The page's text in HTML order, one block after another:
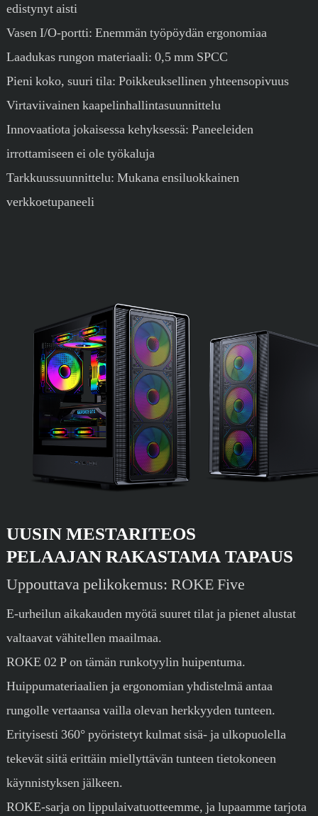
edistynyt aisti
Vasen I/O-portti: Enemmän työpöydän ergonomiaa
Laadukas rungon materiaali: 0,5 mm SPCC
Pieni koko, suuri tila: Poikkeuksellinen yhteensopivuus
Virtaviivainen kaapelinhallintasuunnittelu
Innovaatiota jokaisessa kehyksessä: Paneeleiden
irrottamiseen ei ole työkaluja
Tarkkuussuunnittelu: Mukana ensiluokkainen
verkkoetupaneeli
UUSIN MESTARITEOS
PELAAJAN RAKASTAMA TAPAUS
Uppouttava pelikokemus: ROKE Five
E-urheilun aikakauden myötä suuret tilat ja pienet alustat
valtaavat vähitellen maailmaa.
ROKE 02 P on tämän runkotyylin huipentuma.
Huippumateriaalien ja ergonomian yhdistelmä antaa
rungolle vertaansa vailla olevan herkkyyden tunteen.
Erityisesti 360° pyöristetyt kulmat sisä- ja ulkopuolella
tekevät siitä erittäin miellyttävän tunteen tietokoneen
käynnistyksen jälkeen.
ROKE-sarja on lippulaivatuotteemme, ja lupaamme tarjota